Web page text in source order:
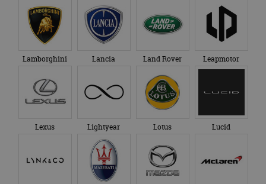
Lamborghini Lancia Land Rover Leapmotor
Lexus Lightyear Lotus Lucid